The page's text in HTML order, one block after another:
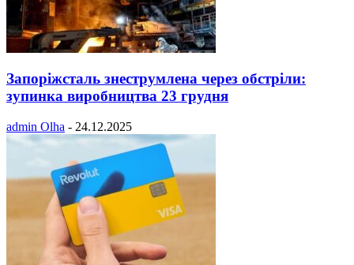
Запоріжсталь знеструмлена через обстріли:
зупинка виробництва 23 грудня
admin Olha - 24.12.2025